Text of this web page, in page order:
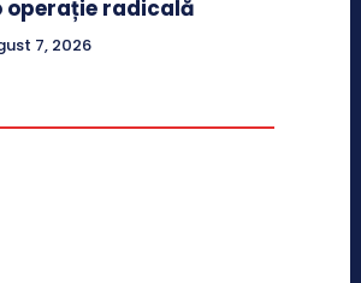
operație radicală
7, 2026